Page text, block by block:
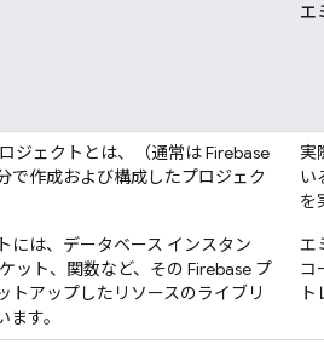
エ
ジェクトとは、（通常はFirebase
で作成および構成したプロジェク
には、データベース インスタン
ット、関数など、その Firebase プ
トアップしたリソースのライブリ
す。
実
い
を
エ
コ